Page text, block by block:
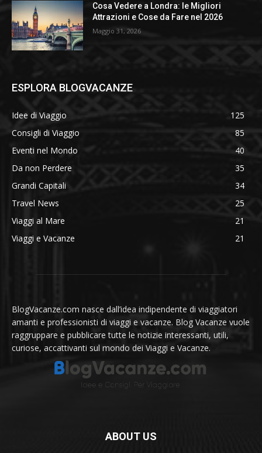
Cosa Vedere a Londra: le Migliori
Attrazioni e Cose da Fare nel 2026
Maggio 31, 2026
ESPLORA BLOGVACANZE
Idee di Viaggio
125
Consigli di Viaggio
85
Eventi nel Mondo
40
Da non Perdere
35
Grandi Capitali
34
Travel News
25
Viaggi al Mare
21
Viaggi e Vacanze
21
BlogVacanze.com nasce dall’idea indipendente di viaggiatori
amanti e professionisti di viaggi e vacanze. Blog Vacanze vuole
raggruppare e pubblicare tutte le notizie interessanti, utili,
curiose, accattivanti sul mondo dei Viaggi e Vacanze.
ABOUT US